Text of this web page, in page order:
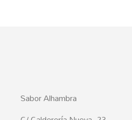
Sabor Alhambra